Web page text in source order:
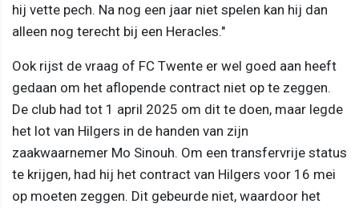
hij vette pech. Na nog een jaar niet spelen kan hij dan
alleen nog terecht bij een Heracles."
Ook rijst de vraag of FC Twente er wel goed aan heeft
gedaan om het aflopende contract niet op te zeggen.
De club had tot 1 april 2025 om dit te doen, maar legde
het lot van Hilgers in de handen van zijn
zaakwaarnemer Mo Sinouh. Om een transfervrije status
te krijgen, had hij het contract van Hilgers voor 16 mei
op moeten zeggen. Dit gebeurde niet, waardoor het